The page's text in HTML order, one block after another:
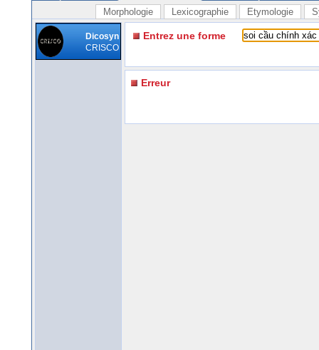
Morphologie Lexicographie Etymologie
Dicosyn
CRISCO
Entrez une forme
Erreur